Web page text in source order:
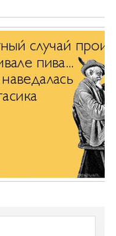
ТОП
лучших
Atkritok